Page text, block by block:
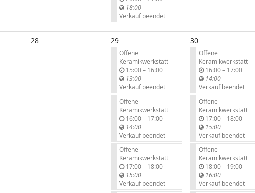
s
18:00
Verkauf beendet
28 29
Offene
Keramikwerkstatt
15:00–b
s
16:00
13:00
Verkauf beendet
Offene
Keramikwerkstatt
16:00–b
s
17:00
14:00
Verkauf beendet
Offene
Keramikwerkstatt
17:00–b
s
18:00
15:00
Verkauf beendet
30
Offene
Keramikwerkstatt
16:00–b
s
17:00
14:00
Verkauf beendet
Offene
Keramikwerkstatt
17:00–b
s
18:00
15:00
Verkauf beendet
Offene
Keramikwerkstatt
18:00–b
s
19:00
16:00
Verkauf beendet